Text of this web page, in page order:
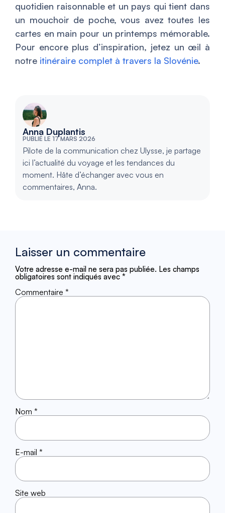
quotidien raisonnable et un pays qui tient dans
un mouchoir de poche, vous avez toutes les
cartes en main pour un printemps mémorable.
Pour encore plus d’inspiration, jetez un œil à
notre itinéraire complet à travers la Slovénie.
Anna Duplantis
PUBLIÉ LE 17 MARS 2026
Pilote de la communication chez Ulysse, je partage
ici l’actualité du voyage et les tendances du
moment. Hâte d’échanger avec vous en
commentaires, Anna.
Laisser un commentaire
Votre adresse e-mail ne sera pas publiée. Les champs
obligatoires sont indiqués avec *
Commentaire *
Nom *
E-mail *
Site web